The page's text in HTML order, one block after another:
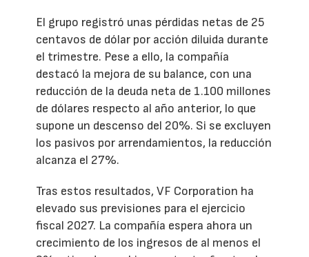
El grupo registró unas pérdidas netas de 25
centavos de dólar por acción diluida durante
el trimestre. Pese a ello, la compañía
destacó la mejora de su balance, con una
reducción de la deuda neta de 1.100 millones
de dólares respecto al año anterior, lo que
supone un descenso del 20%. Si se excluyen
los pasivos por arrendamientos, la reducción
alcanza el 27%.
Tras estos resultados, VF Corporation ha
elevado sus previsiones para el ejercicio
fiscal 2027. La compañía espera ahora un
crecimiento de los ingresos de al menos el